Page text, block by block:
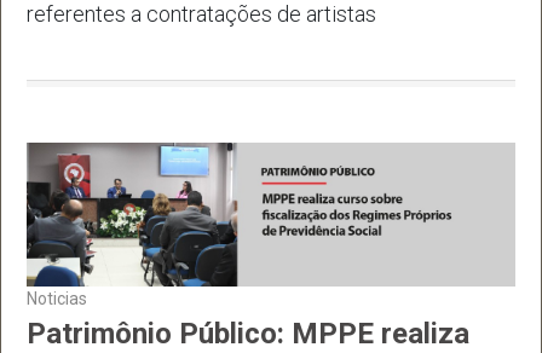
referentes a contratações de artistas
Noticias
Patrimônio Público: MPPE realiza